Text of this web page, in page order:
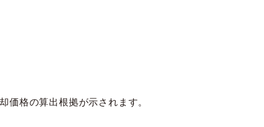
価格の算出根拠が示されます。